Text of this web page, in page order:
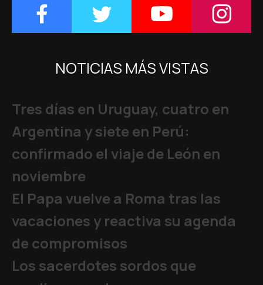
NOTICIAS MÁS VISTAS
Tres días en Uruguay, cuatro en
Argentina y siete en Perú:
confirmado el viaje de León en
noviembre
El Papa vuelve a Roma tras las
vacaciones y reactiva su agenda
de compromisos
Los sacerdotes sordos que